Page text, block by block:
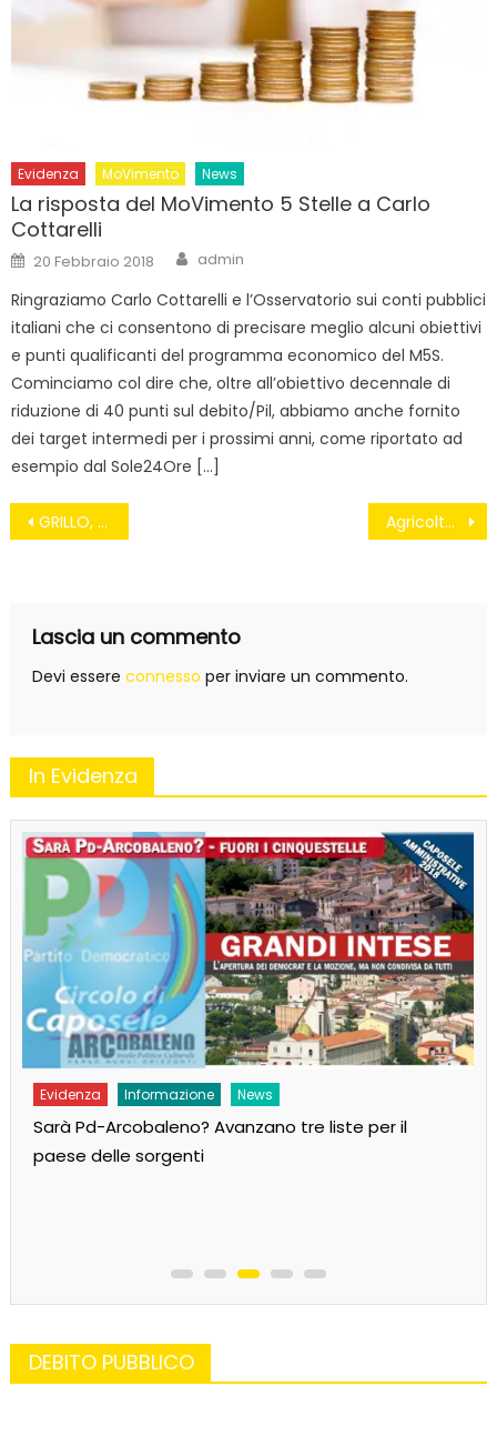
Evidenza MoVimento News
La risposta del MoVimento 5 Stelle a Carlo
Cottarelli
Posted
on
20 Febbraio 2018 Author
admin
Ringraziamo Carlo Cottarelli e l’Osservatorio sui conti pubblici
italiani che ci consentono di precisare meglio alcuni obiettivi
e punti qualificanti del programma economico del M5S.
Cominciamo col dire che, oltre all’obiettivo decennale di
riduzione di 40 punti sul debito/Pil, abbiamo anche fornito
dei target intermedi per i prossimi anni, come riportato ad
esempio dal Sole24Ore […]
Navigazione
GRILLO, UN LEADER PER ROMA? “INUTILE, NON CAMBIA NULLA” Agricoltura, Ue elabora nuove regole. Le associazioni: “Regalo per Ogm”
Lascia un commento
Devi essere connesso per inviare un commento.
In Evidenza
Evidenza Informazione News
Sarà Pd-Arcobaleno? Avanzano tre liste per il
paese delle sorgenti
DEBITO PUBBLICO